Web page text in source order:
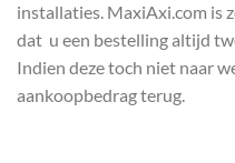
installaties. MaxiAxi.com is
dat u een bestelling altijd
Indien deze toch niet naar
aankoopbedrag terug.